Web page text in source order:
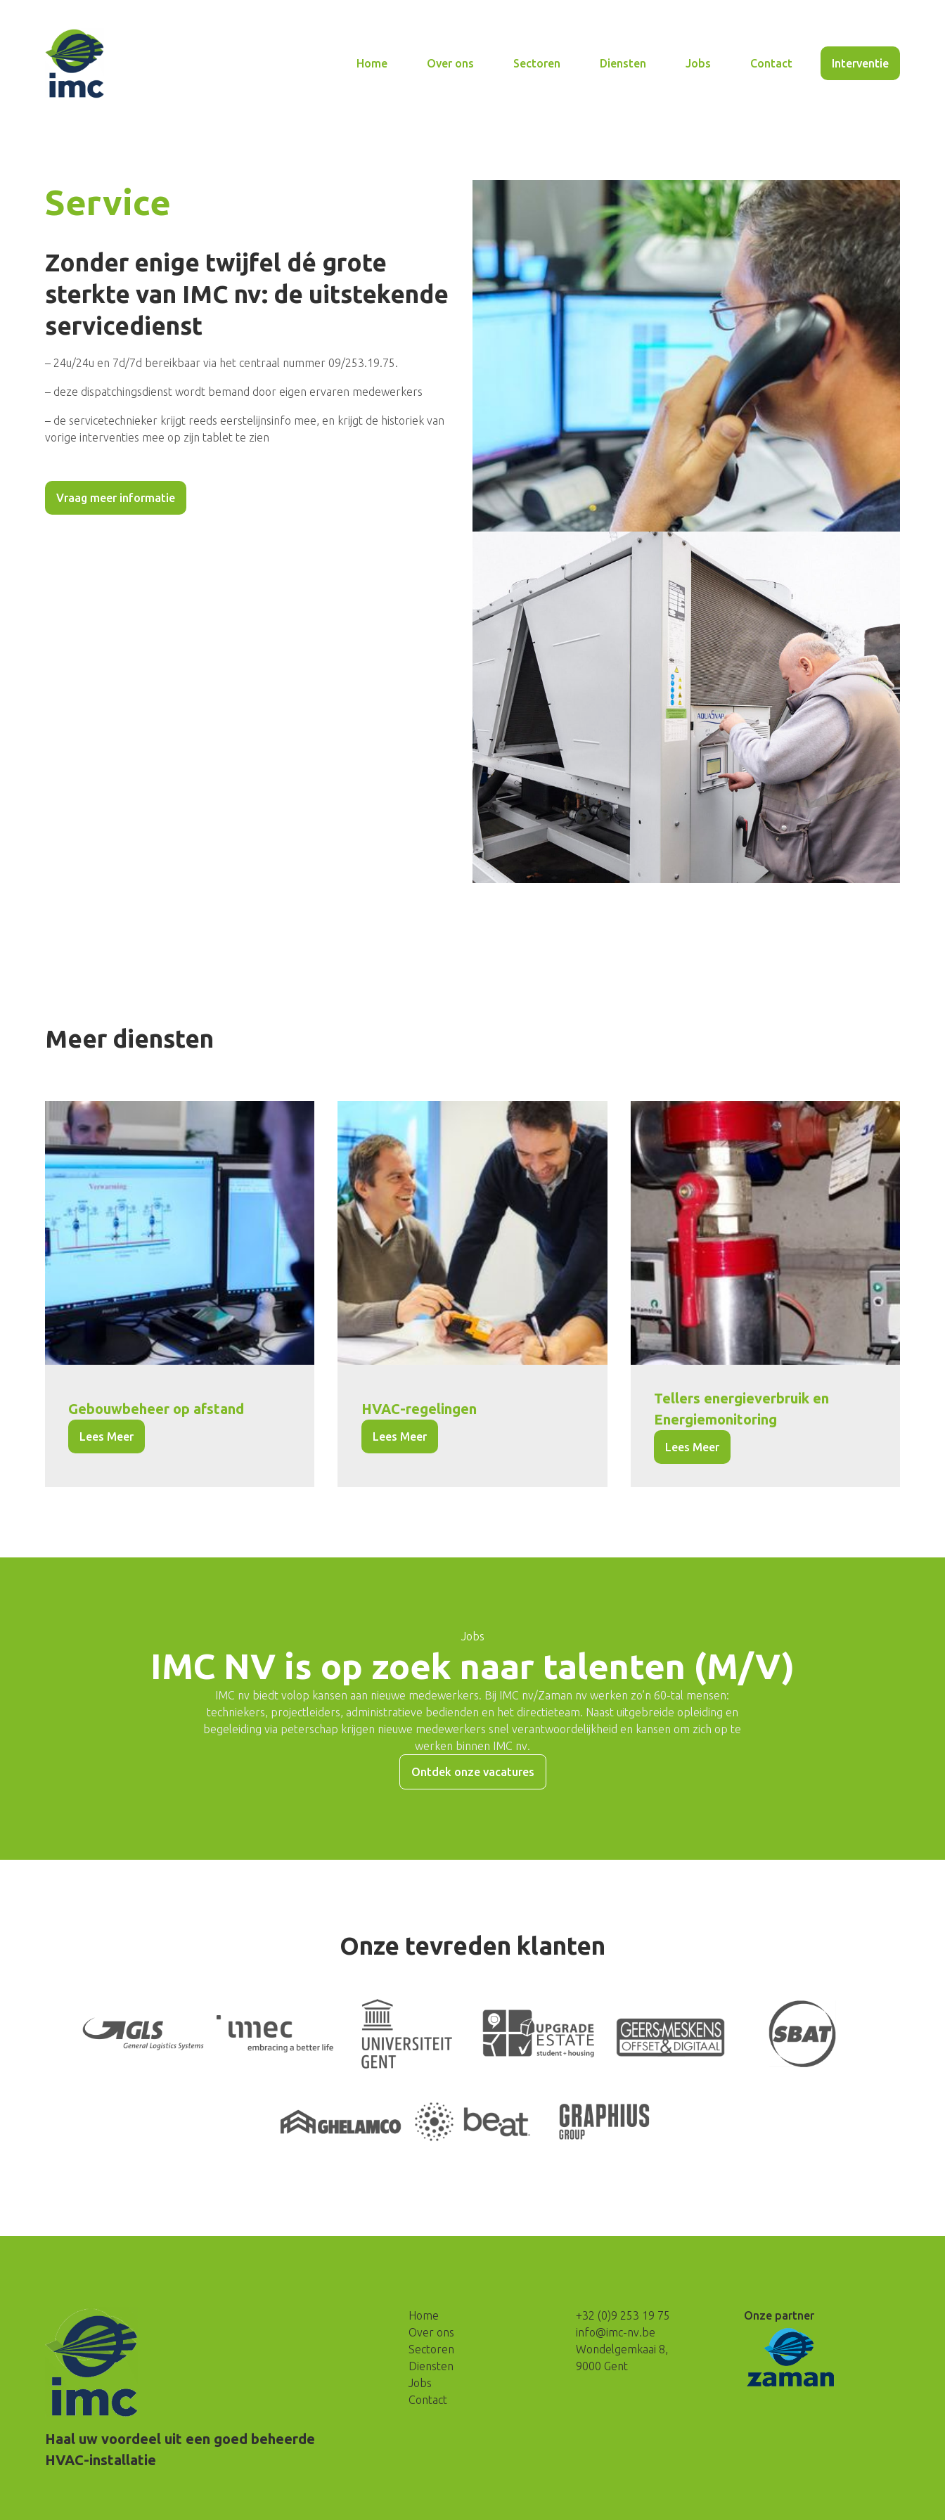
Home Over ons Sectoren Diensten Jobs Contact Interventie
Service
Zonder enige twijfel dé grote
sterkte van IMC nv: de uitstekende
servicedienst
– 24u/24u en 7d/7d bereikbaar via het centraal nummer 09/253.19.75.
– deze dispatchingsdienst wordt bemand door eigen ervaren medewerkers
– de servicetechnieker krijgt reeds eerstelijnsinfo mee, en krijgt de historiek van
vorige interventies mee op zijn tablet te zien
Vraag meer informatie
Meer diensten
Gebouwbeheer op afstand
Lees Meer
HVAC-regelingen
Lees Meer
Tellers energieverbruik en
Energiemonitoring
Lees Meer
Jobs
IMC NV is op zoek naar talenten (M/V)
IMC nv biedt volop kansen aan nieuwe medewerkers. Bij IMC nv/Zaman nv werken zo’n 60-tal mensen:
techniekers, projectleiders, administratieve bedienden en het directieteam. Naast uitgebreide opleiding en
begeleiding via peterschap krijgen nieuwe medewerkers snel verantwoordelijkheid en kansen om zich op te
werken binnen IMC nv.
Ontdek onze vacatures
Onze tevreden klanten
Haal uw voordeel uit een goed beheerde
HVAC-installatie
Home
Over ons
Sectoren
Diensten
Jobs
Contact
+32 (0)9 253 19 75
info@imc-nv.be
Wondelgemkaai 8,
9000 Gent
Onze partner